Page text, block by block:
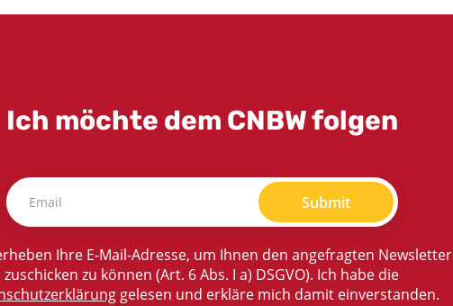
Ich möchte dem CNBW folgen
Submit
Ihre E-Mail-Adresse, um Ihnen den angefragten Newsletter
zuschicken zu können (Art. 6 Abs. I a) DSGVO). Ich habe die
gelesen und erkläre mich damit einverstanden.